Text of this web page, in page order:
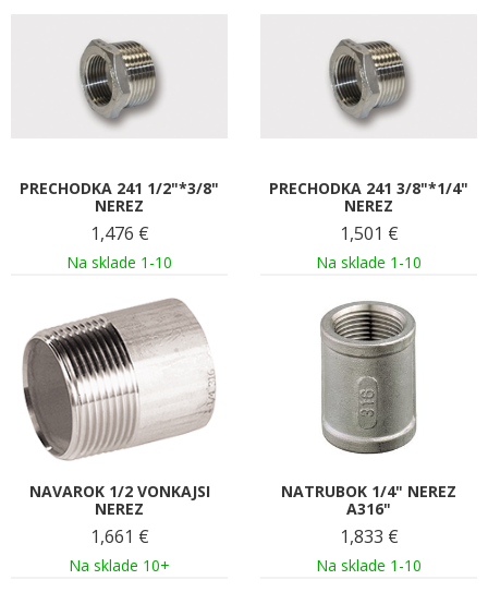
PRECHODKA 241 1/2"*3/8"
NEREZ
1,476 €
Na sklade 1-10
PRECHODKA 241 3/8"*1/4"
NEREZ
1,501 €
Na sklade 1-10
NAVAROK 1/2 VONKAJSI
NEREZ
1,661 €
Na sklade 10+
NATRUBOK 1/4" NEREZ
A316"
1,833 €
Na sklade 1-10